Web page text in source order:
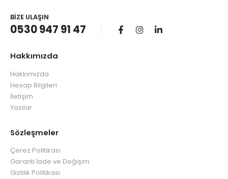
BIZE ULAŞIN
0530 947 91 47
Hakkımızda
Hakkımızda
Hesap Bilgileri
İletişim
Yazılar
Sözleşmeler
Çerez Politikası
Garanti İade ve Değişim
Gizlilik Politikası